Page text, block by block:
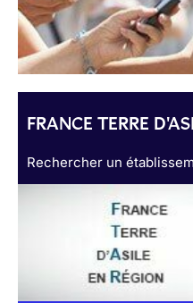
FRANCE TERRE
Rechercher un